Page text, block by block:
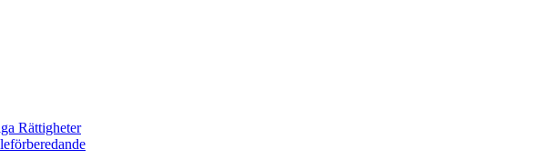
Rättigheter